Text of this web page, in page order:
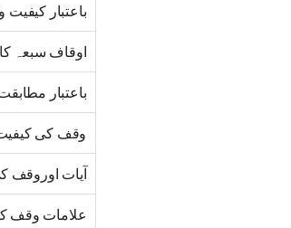
باعتبار
اوقاف سبعہ
باعتبار
وقف کی کیفیت
آیات اوروقف
علامات وقف